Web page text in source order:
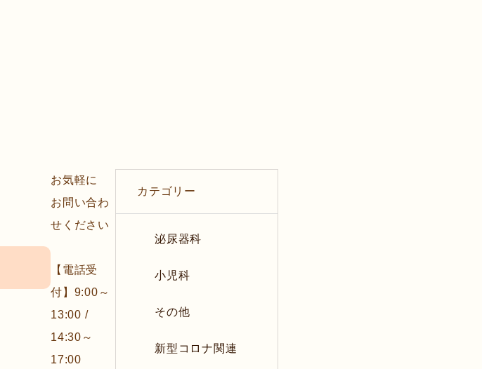
カテゴリー
泌尿器科
小児科
その他
新型コロナ関連
お気軽に
お問い合わ
せください
【電話受
付】9:00～
13:00 /
14:30～
17:00